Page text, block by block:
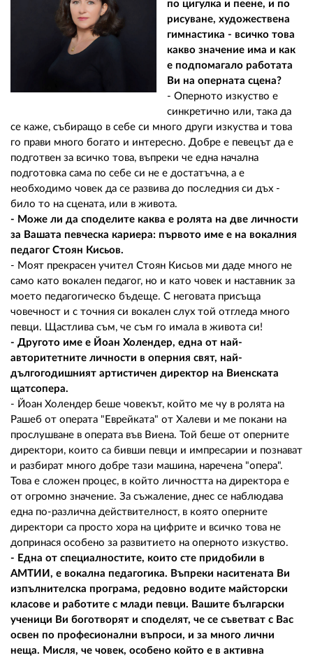
по цигулка и пеене, и по
рисуване, художествена
гимнастика - всичко това
какво значение има и как
е подпомагало работата
Ви на оперната сцена?
- Оперното изкуство е
синкретично или, така да
се каже, събиращо в себе си много други изкуства и това
го прави много богато и интересно. Добре е певецът да е
подготвен за всичко това, въпреки че една начална
подготовка сама по себе си не е достатъчна, а е
необходимо човек да се развива до последния си дъх -
било то на сцената, или в живота.
- Може ли да споделите каква е ролята на две личности
за Вашата певческа кариера: първото име е на вокалния
педагог Стоян Кисьов.
- Моят прекрасен учител Стоян Кисьов ми даде много не
само като вокален педагог, но и като човек и наставник за
моето педагогическо бъдеще. С неговата присъща
човечност и с точния си вокален слух той отгледа много
певци. Щастлива съм, че съм го имала в живота си!
- Другото име е Йоан Холендер, една от най-
авторитетните личности в оперния свят, най-
дългогодишният артистичен директор на Виенската
щатсопера.
- Йоан Холендер беше човекът, който ме чу в ролята на
Рашеб от операта "Еврейката" от Халеви и ме покани на
прослушване в операта във Виена. Той беше от оперните
директори, които са бивши певци и импресарии и познават
и разбират много добре тази машина, наречена "опера".
Това е сложен процес, в който личността на директора е
от огромно значение. За съжаление, днес се наблюдава
една по-различна действителност, в която оперните
директори са просто хора на цифрите и всичко това не
допринася особено за развитието на оперното изкуство.
- Една от специалностите, които сте придобили в
АМТИИ, е вокална педагогика. Въпреки наситената Ви
изпълнителска програма, редовно водите майсторски
класове и работите с млади певци. Вашите български
ученици Ви боготворят и споделят, че се съветват с Вас
освен по професионални въпроси, и за много лични
неща. Мисля, че човек, особено който е в активна